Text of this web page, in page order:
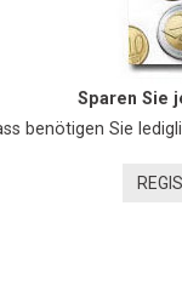
Sparen Sie
benötigen Sie